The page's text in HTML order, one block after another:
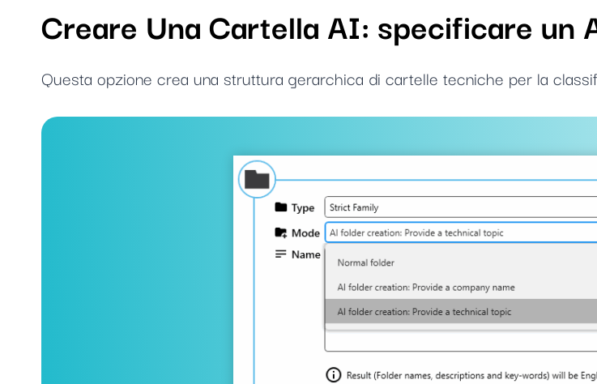
Creare Una Cartella AI: specificare un
Questa opzione crea una struttura gerarchica di cartelle tecniche per la